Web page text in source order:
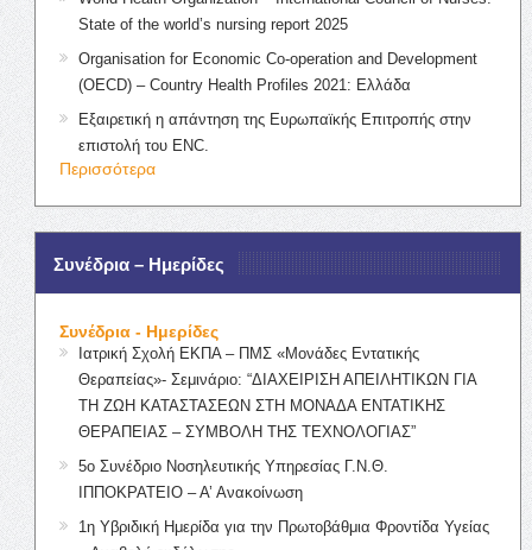
State of the world’s nursing report 2025
Organisation for Economic Co-operation and Development
(OECD) – Country Health Profiles 2021: Ελλάδα
Εξαιρετική η απάντηση της Ευρωπαϊκής Επιτροπής στην
επιστολή του ENC.
Περισσότερα
Συνέδρια – Ημερίδες
Συνέδρια - Ημερίδες
Ιατρική Σχολή ΕΚΠΑ – ΠΜΣ «Μονάδες Εντατικής
Θεραπείας»- Σεμινάριο: “ΔΙΑΧΕΙΡΙΣΗ ΑΠΕΙΛΗΤΙΚΩΝ ΓΙΑ
ΤΗ ΖΩΗ ΚΑΤΑΣΤΑΣΕΩΝ ΣΤΗ ΜΟΝΑΔΑ ΕΝΤΑΤΙΚΗΣ
ΘΕΡΑΠΕΙΑΣ – ΣΥΜΒΟΛΗ ΤΗΣ ΤΕΧΝΟΛΟΓΙΑΣ”
5ο Συνέδριο Νοσηλευτικής Υπηρεσίας Γ.Ν.Θ.
ΙΠΠΟΚΡΑΤΕΙΟ – Α’ Ανακοίνωση
1η Υβριδική Ημερίδα για την Πρωτοβάθμια Φροντίδα Υγείας